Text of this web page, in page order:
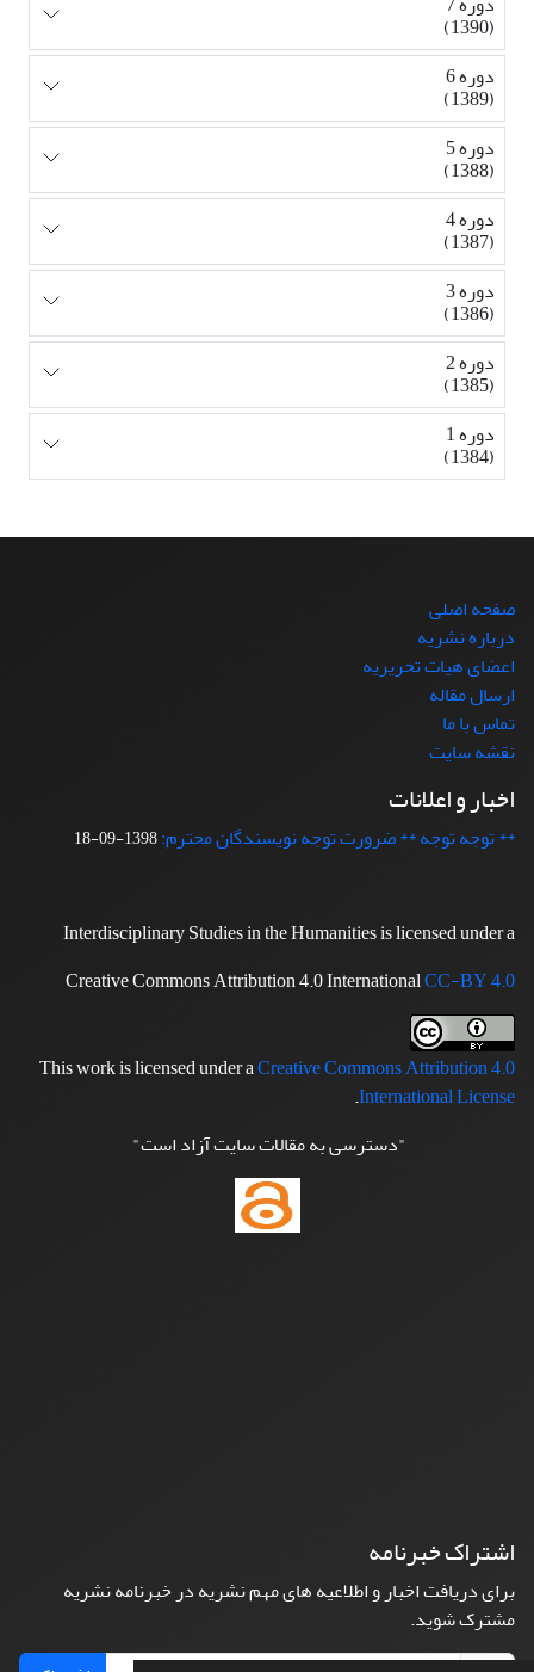
(1390)
دوره 6
(1389)
دوره 5
(1388)
دوره 4
(1387)
دوره 3
(1386)
دوره 2
(1385)
دوره 1
(1384)
صفحه اصلی
درباره نشریه
اعضای هیات تحریریه
ارسال مقاله
تماس با ما
نقشه سایت
اخبار و اعلانات
** توجه توجه ** ضرورت توجه نویسندگان محترم:1398-09-18
Interdisciplinary Studies in the Humanities is licensed under a
Creative Commons Attribution 4.0 InternationalCC-BY 4.0
This work is licensed under aCreative Commons Attribution 4.0
International License
.
"دسترسی به مقالات سایت آزاد است"
اشتراک خبرنامه
برای دریافت اخبار و اطلاعیه های مهم نشریه در خبرنامه نشریه
مشترک شوید.